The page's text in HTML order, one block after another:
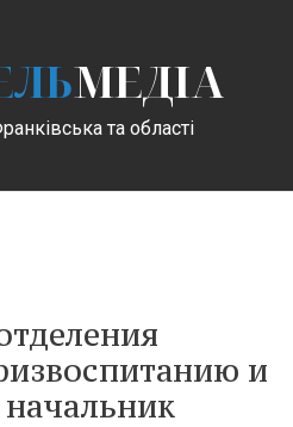
МЕДІА
та області
и